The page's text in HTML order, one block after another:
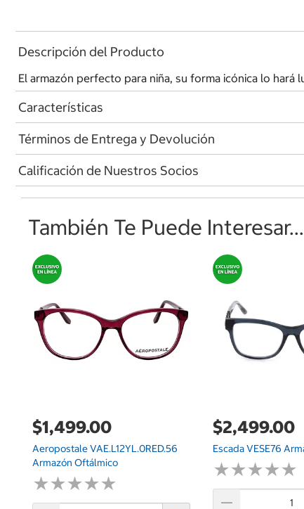
Descripción del Producto
El armazón perfecto para niña, su forma icónica lo
Características
Términos de Entrega y Devolución
Calificación de Nuestros Socios
También Te Puede Interesar...
$1,499.00
Aeropostale VAE.L12YL.0RED.56
Armazón Oftálmico
★★★★★
★★★★★
$2,499.00
Escada VESE76
★★★★★
★★★★★